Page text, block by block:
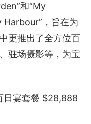
和“My
Harbour”，旨在为
更推出了全方位百
驻场摄影等，为宝
日宴套餐 $28,888